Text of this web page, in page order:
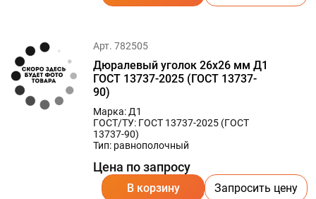
Арт. 782505
Дюралевый уголок 26х26 мм Д1
ГОСТ 13737-2025 (ГОСТ 13737-
90)
Марка: Д1
ГОСТ/ТУ: ГОСТ 13737-2025 (ГОСТ
13737-90)
Тип: равнополочный
Цена по запросу
В корзину Запросить цену